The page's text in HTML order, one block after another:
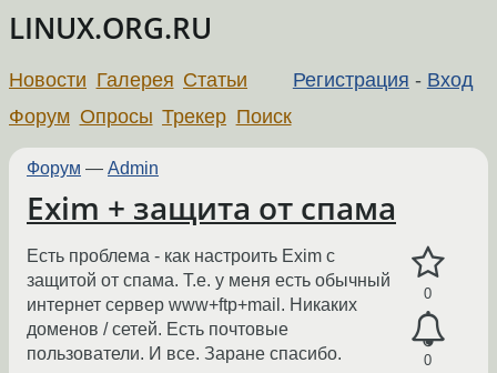
LINUX.ORG.RU
Регистрация - Вход
Новости Галерея Статьи
Форум Опросы Трекер Поиск
Форум — Admin
Exim + защита от спама
0
0
Есть проблема - как настроить Exim с
защитой от спама. Т.е. у меня есть обычный
интернет сервер www+ftp+mail. Никаких
доменов / сетей. Есть почтовые
пользователи. И все. Заране спасибо.